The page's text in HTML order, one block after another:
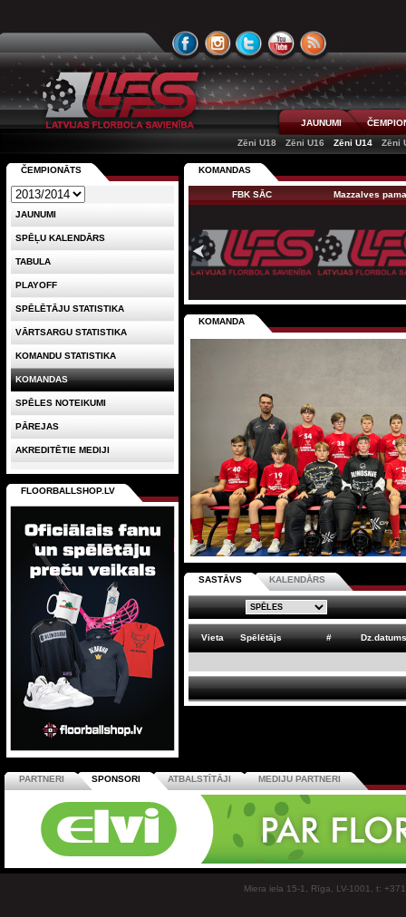
JAUNUMI
Zēni U18
Zēni U16 Zēni U14 Zēni
KOMANDAS
FBK SĀC Mazzalves
KOMANDA
SASTĀVS KALENDĀRS
Vieta Spēlētājs # Dz.datums
ČEMPIONĀTS
JAUNUMI
SPĒĻU KALENDĀRS
TABULA
PLAYOFF
SPĒLĒTĀJU STATISTIKA
VĀRTSARGU STATISTIKA
KOMANDU STATISTIKA
KOMANDAS
SPĒLES NOTEIKUMI
PĀREJAS
AKREDITĒTIE MEDIJI
FLOORBALLSHOP.LV
PARTNERI SPONSORI ATBALSTĪTĀJI MEDIJU PARTNERI
Miera iela 15-1, Rīga, LV-1001, t: